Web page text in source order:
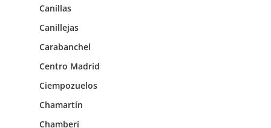
Canillas
Canillejas
Carabanchel
Centro Madrid
Ciempozuelos
Chamartín
Chamberí